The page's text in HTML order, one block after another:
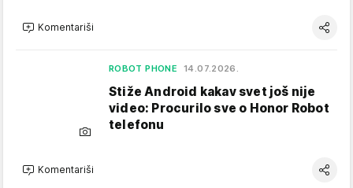
Komentariši
ROBOT PHONE 14.07.2026.
Stiže Android kakav svet još nije
video: Procurilo sve o Honor Robot
telefonu
Komentariši